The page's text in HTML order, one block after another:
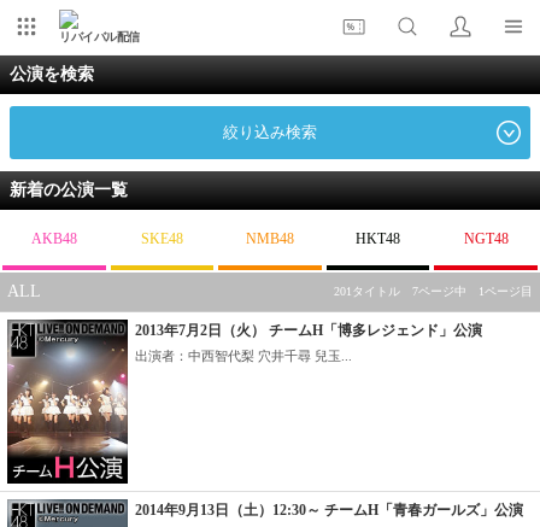
リバイバル配信
公演を検索
絞り込み検索
新着の公演一覧
AKB48 SKE48 NMB48 HKT48 NGT48
ALL 201タイトル 7ページ中 1ページ目
2013年7月2日（火） チームH「博多レジェンド」公演
出演者：中西智代梨 穴井千尋 兒玉...
2014年9月13日（土）12:30～ チームH「青春ガールズ」公演